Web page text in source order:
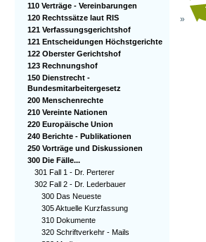
110 Verträge - Vereinbarungen
120 Rechtssätze laut RIS
121 Verfassungsgerichtshof
121 Entscheidungen Höchstgerichte
122 Oberster Gerichtshof
123 Rechnungshof
150 Dienstrecht -
Bundesmitarbeitergesetz
200 Menschenrechte
210 Vereinte Nationen
220 Europäische Union
240 Berichte - Publikationen
250 Vorträge und Diskussionen
300 Die Fälle...
301 Fall 1 - Dr. Perterer
302 Fall 2 - Dr. Lederbauer
300 Das Neueste
305 Aktuelle Kurzfassung
310 Dokumente
320 Schriftverkehr - Mails
»